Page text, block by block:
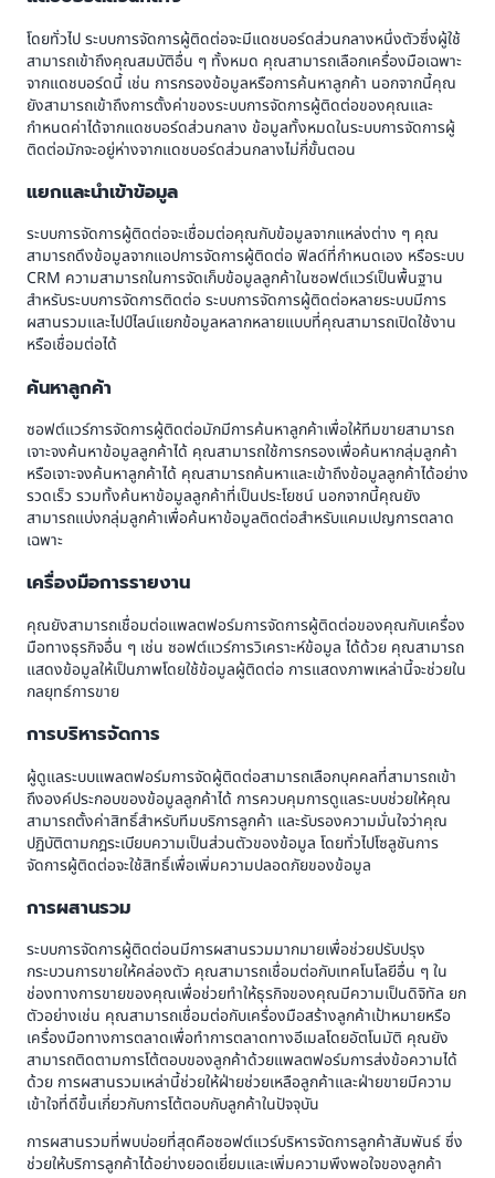
โดยทั่วไป ระบบการจัดการผู้ติดต่อจะมีแดชบอร์ดส่วนกลางหนึ่งตัวซึ่งผู้ใช้
สามารถเข้าถึงคุณสมบัติอื่น ๆ ทั้งหมด คุณสามารถเลือกเครื่องมือเฉพาะ
จากแดชบอร์ดนี้ เช่น การกรองข้อมูลหรือการค้นหาลูกค้า นอกจากนี้คุณ
ยังสามารถเข้าถึงการตั้งค่าของระบบการจัดการผู้ติดต่อของคุณและ
กำหนดค่าได้จากแดชบอร์ดส่วนกลาง ข้อมูลทั้งหมดในระบบการจัดการผู้
ติดต่อมักจะอยู่ห่างจากแดชบอร์ดส่วนกลางไม่กี่ขั้นตอน
แยกและนำเข้าข้อมูล
ระบบการจัดการผู้ติดต่อจะเชื่อมต่อคุณกับข้อมูลจากแหล่งต่าง ๆ คุณ
สามารถดึงข้อมูลจากแอปการจัดการผู้ติดต่อ ฟิลด์ที่กำหนดเอง หรือระบบ
CRM ความสามารถในการจัดเก็บข้อมูลลูกค้าในซอฟต์แวร์เป็นพื้นฐาน
สำหรับระบบการจัดการติดต่อ ระบบการจัดการผู้ติดต่อหลายระบบมีการ
ผสานรวมและไปป์ไลน์แยกข้อมูลหลากหลายแบบที่คุณสามารถเปิดใช้งาน
หรือเชื่อมต่อได้
ค้นหาลูกค้า
ซอฟต์แวร์การจัดการผู้ติดต่อมักมีการค้นหาลูกค้าเพื่อให้ทีมขายสามารถ
เจาะจงค้นหาข้อมูลลูกค้าได้ คุณสามารถใช้การกรองเพื่อค้นหากลุ่มลูกค้า
หรือเจาะจงค้นหาลูกค้าได้ คุณสามารถค้นหาและเข้าถึงข้อมูลลูกค้าได้อย่าง
รวดเร็ว รวมทั้งค้นหาข้อมูลลูกค้าที่เป็นประโยชน์ นอกจากนี้คุณยัง
สามารถแบ่งกลุ่มลูกค้าเพื่อค้นหาข้อมูลติดต่อสำหรับแคมเปญการตลาด
เฉพาะ
เครื่องมือการรายงาน
คุณยังสามารถเชื่อมต่อแพลตฟอร์มการจัดการผู้ติดต่อของคุณกับเครื่อง
มือทางธุรกิจอื่น ๆ เช่น ซอฟต์แวร์การวิเคราะห์ข้อมูล ได้ด้วย คุณสามารถ
แสดงข้อมูลให้เป็นภาพโดยใช้ข้อมูลผู้ติดต่อ การแสดงภาพเหล่านี้จะช่วยใน
กลยุทธ์การขาย
การบริหารจัดการ
ผู้ดูแลระบบแพลตฟอร์มการจัดผู้ติดต่อสามารถเลือกบุคคลที่สามารถเข้า
ถึงองค์ประกอบของข้อมูลลูกค้าได้ การควบคุมการดูแลระบบช่วยให้คุณ
สามารถตั้งค่าสิทธิ์สำหรับทีมบริการลูกค้า และรับรองความมั่นใจว่าคุณ
ปฏิบัติตามกฎระเบียบความเป็นส่วนตัวของข้อมูล โดยทั่วไปโซลูชันการ
จัดการผู้ติดต่อจะใช้สิทธิ์เพื่อเพิ่มความปลอดภัยของข้อมูล
การผสานรวม
ระบบการจัดการผู้ติดต่อนมีการผสานรวมมากมายเพื่อช่วยปรับปรุง
กระบวนการขายให้คล่องตัว คุณสามารถเชื่อมต่อกับเทคโนโลยีอื่น ๆ ใน
ช่องทางการขายของคุณเพื่อช่วยทำให้ธุรกิจของคุณมีความเป็นดิจิทัล ยก
ตัวอย่างเช่น คุณสามารถเชื่อมต่อกับเครื่องมือสร้างลูกค้าเป้าหมายหรือ
เครื่องมือทางการตลาดเพื่อทำการตลาดทางอีเมลโดยอัตโนมัติ คุณยัง
สามารถติดตามการโต้ตอบของลูกค้าด้วยแพลตฟอร์มการส่งข้อความได้
ด้วย การผสานรวมเหล่านี้ช่วยให้ฝ่ายช่วยเหลือลูกค้าและฝ่ายขายมีความ
เข้าใจที่ดีขึ้นเกี่ยวกับการโต้ตอบกับลูกค้าในปัจจุบัน
การผสานรวมที่พบบ่อยที่สุดคือซอฟต์แวร์บริหารจัดการลูกค้าสัมพันธ์ ซึ่ง
ช่วยให้บริการลูกค้าได้อย่างยอดเยี่ยมและเพิ่มความพึงพอใจของลูกค้า